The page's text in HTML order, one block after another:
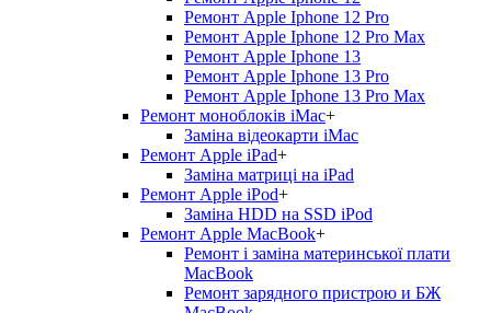
Ремонт Apple Iphone 12 Pro
Ремонт Apple Iphone 12 Pro Max
Ремонт Apple Iphone 13
Ремонт Apple Iphone 13 Pro
Ремонт Apple Iphone 13 Pro Max
Ремонт моноблоків iMac+
Заміна відеокарти iMac
Ремонт Apple iPad+
Заміна матриці на iPad
Ремонт Apple iPod+
Заміна HDD на SSD iPod
Ремонт Apple MacBook+
Ремонт і заміна материнської плати
MacBook
Ремонт зарядного пристрою и БЖ